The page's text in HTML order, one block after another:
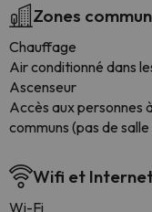
Zones
Chauffage
Air conditionné dans
Ascenseur
Accès aux personnes
communs (pas de
Wifi et
Wi-Fi